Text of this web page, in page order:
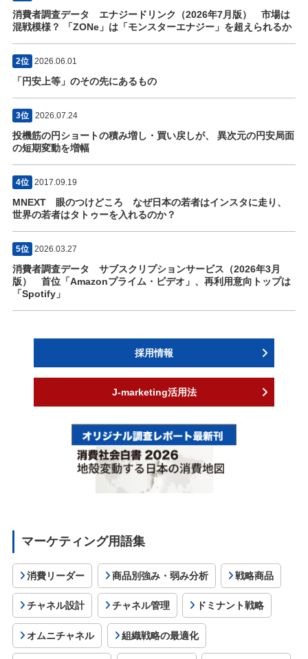
消費者調査データ エナジードリンク（2026年7月版） 市場は
混戦模様？ 「ZONe」は「モンスターエナジー」を超えられるか
2位 2026.06.01
「円安上等」のその先にあるもの
3位 2026.07.24
投機筋の円ショートの積み増し・買い戻しが、 異次元の円安局面
の短期変動を増幅
4位 2017.09.19
MNEXT 眼のつけどころ なぜ日本の若者はインスタに走り、
世界の若者はタトゥーを入れるのか？
5位 2026.03.27
消費者調査データ サブスクリプションサービス（2026年3月
版） 首位「Amazonプライム・ビデオ」、再利用意向トップは
「Spotify」
採用情報
J-marketing活用法
マーケティング用語集
消費リーダー 商品別強み・弱み分析 戦略商品
チャネル設計 チャネル管理 ドミナント戦略
オムニチャネル 組織戦略の最適化